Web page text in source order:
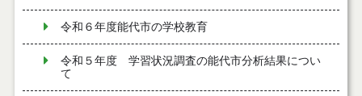
令和６年度能代市の学校教育
令和５年度 学習状況調査の能代市分析結果につい
て